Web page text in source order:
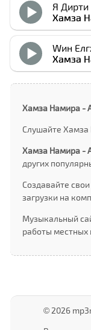
Я Дирти
Хамза
Wин
Хамза
Хамза Намира -
Слушайте Хамза
Хамза Намира -
других
Создавайте
загрузки на
Музыкальный
работы местных
© 2026